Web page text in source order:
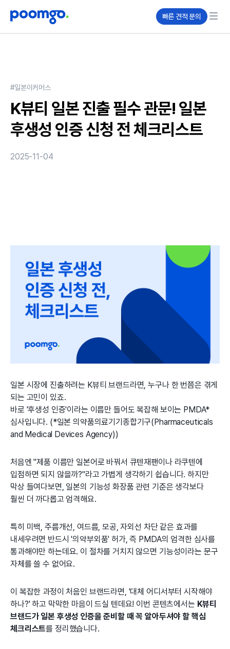
빠른 견적 문의
#일본이커머스
K뷰티 일본 진출 필수 관문! 일본
후생성 인증 신청 전 체크리스트
2025-11-04
일본 시장에 진출하려는 K뷰티 브랜드라면, 누구나 한 번쯤은 겪게
되는 고민이 있죠.
바로 '후생성 인증'이라는 이름만 들어도 복잡해 보이는 PMDA*
심사입니다. (*일본 의약품의료기기종합기구(Pharmaceuticals
and Medical Devices Agency))
처음엔 "제품 이름만 일본어로 바꿔서 큐텐재팬이나 라쿠텐에
입점하면 되지 않을까?"라고 가볍게 생각하기 쉽습니다. 하지만
막상 들여다보면, 일본의 기능성 화장품 관련 기준은 생각보다
훨씬 더 까다롭고 엄격해요.
특히 미백, 주름개선, 여드름, 모공, 자외선 차단 같은 효과를
내세우려면 반드시 '의약부외품' 허가, 즉 PMDA의 엄격한 심사를
통과해야만 하는데요. 이 절차를 거치지 않으면 기능성이라는 문구
자체를 쓸 수 없어요.
이 복잡한 과정이 처음인 브랜드라면, '대체 어디서부터 시작해야
하나?' 하고 막막한 마음이 드실 텐데요! 이번 콘텐츠에서는 K뷰티
브랜드가 일본 후생성 인증을 준비할 때 꼭 알아두셔야 할 핵심
체크리스트를 정리했습니다.